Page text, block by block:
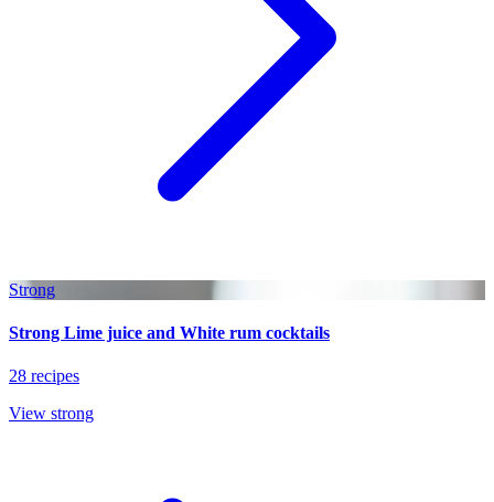
Strong
Strong Lime juice and White rum cocktails
28 recipes
View strong